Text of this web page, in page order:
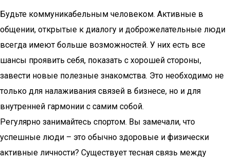
Будьте коммуникабельным человеком. Активные в
общении, открытые к диалогу и доброжелательные люди
всегда имеют больше возможностей. У них есть все
шансы проявить себя, показать с хорошей стороны,
завести новые полезные знакомства. Это необходимо не
только для налаживания связей в бизнесе, но и для
внутренней гармонии с самим собой.
Регулярно занимайтесь спортом. Вы замечали, что
успешные люди – это обычно здоровые и физически
активные личности? Существует тесная связь между